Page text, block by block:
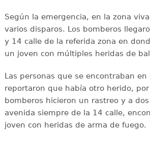
Según la emergencia, en la zona
varios disparos. Los bomberos
y 14 calle de la referida zona en
un joven con múltiples heridas de
Las personas que se encontraban en
reportaron que había otro herido,
bomberos hicieron un rastreo y a
avenida siempre de la 14 calle,
joven con heridas de arma de fuego.